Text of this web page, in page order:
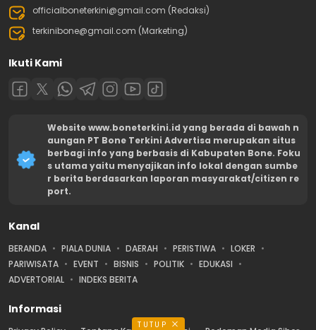
officialboneterkini@gmail.com (Redaksi)
terkinibone@gmail.com (Marketing)
Ikuti Kami
Website www.boneterkini.id yang berada di bawah n
aungan PT Bone Terkini Advertisa merupakan situs
berbagi info yang berbasis di Kabupaten Bone. Foku
s utama yaitu menyajikan info lokal dengan sumbe
r berita berdasarkan laporan masyarakat/citizen re
port.
Kanal
BERANDA PIALA DUNIA DAERAH PERISTIWA
LOKER
PARIWISATA
EVENT BISNIS POLITIK
EDUKASI
ADVERTORIAL
INDEKS BERITA
Informasi
TUTUP